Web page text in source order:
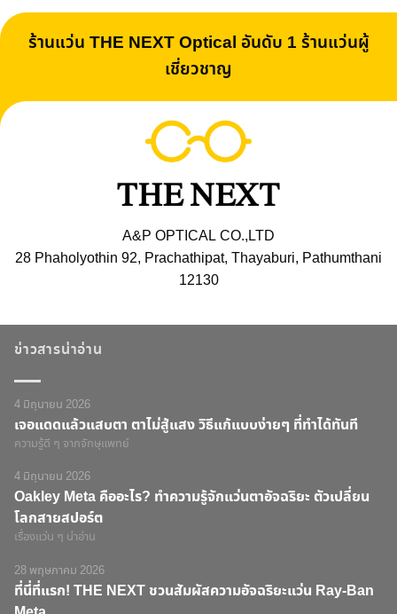
ร้านแว่น THE NEXT Optical อันดับ 1 ร้านแว่นผู้
เชี่ยวชาญ
A&P OPTICAL CO.,LTD
28 Phaholyothin 92, Prachathipat, Thayaburi, Pathumthani
12130
ข่าวสารน่าอ่าน
4 มิถุนายน 2026
เจอแดดแล้วแสบตา ตาไม่สู้แสง วิธีแก้แบบง่ายๆ ที่ทำได้ทันที
ความรู้ดี ๆ จากจักษุแพทย์
4 มิถุนายน 2026
Oakley Meta คืออะไร? ทำความรู้จักแว่นตาอัจฉริยะ ตัวเปลี่ยน
โลกสายสปอร์ต
เรื่องแว่น ๆ น่าอ่าน
28 พฤษภาคม 2026
ที่นี่ที่แรก! THE NEXT ชวนสัมผัสความอัจฉริยะแว่น Ray-Ban